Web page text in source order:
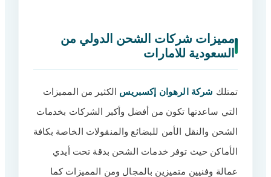
مميزات شركات الشحن الدولي من
السعودية للامارات
تمتلك شركة الرهوان إكسبريس الكثير من المميزات
التي ساعدتها تكون من أفضل وأكبر الشركات بخدمات
الشحن والنقل الأمن للبضائع والمنقولات الخاصة بكافة
الأماكن حيث توفر خدمات الشحن بدقة تحت أيدي
عمالة وفنيين متميزين بالمجال ومن المميزات كما